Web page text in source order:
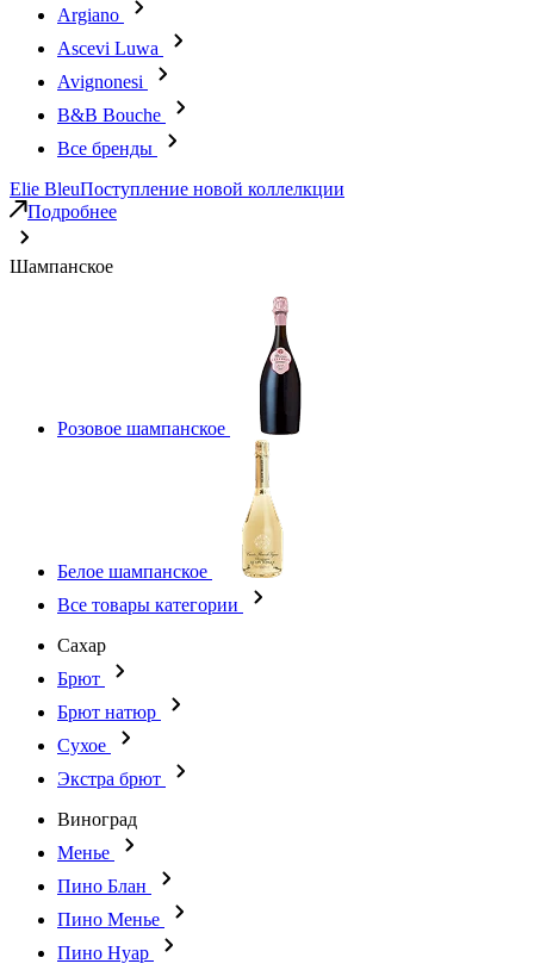
Argiano
Ascevi Luwa
Avignonesi
B&B Bouche
Все бренды
Elie BleuПоступление новой коллелкции
Подробнее
Шампанское
Розовое шампанское
Белое шампанское
Все товары категории
Сахар
Брют
Брют натюр
Сухое
Экстра брют
Виноград
Менье
Пино Блан
Пино Менье
Пино Нуар